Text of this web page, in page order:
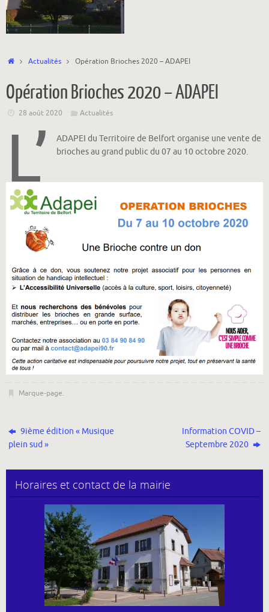
Accueil
Actualités Opération Brioches 2020 – ADAPEI
Opération Brioches 2020 – ADAPEI
28 août 2020 Actualités
L’
ADAPEI du Territoire de Belfort organise une vente de
brioches au grand public du 07 au 10 octobre 2020.
Marque-page.
9ième édition « Musique
plein sud »
Information COVID –
Septembre 2020
Horaires et contact de la mairie